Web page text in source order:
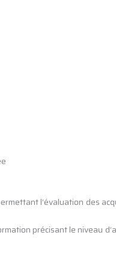
l’évaluation des
précisant le niveau